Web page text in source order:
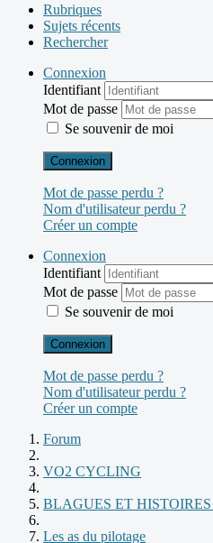
Rubriques
Sujets récents
Rechercher
Connexion
Identifiant
Mot de passe
Se souvenir de moi
Connexion
Mot de passe perdu ?
Nom d'utilisateur perdu ?
Créer un compte
Connexion
Identifiant
Mot de passe
Se souvenir de moi
Connexion
Mot de passe perdu ?
Nom d'utilisateur perdu ?
Créer un compte
Forum
VO2 CYCLING
BLAGUES ET
Les as du pilotage